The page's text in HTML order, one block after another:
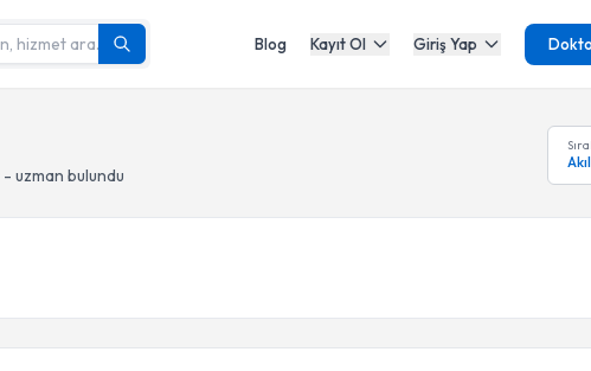
Blog Kayıt Ol Giriş Yap
uzman bulundu
Randevu Takvimi Talebi